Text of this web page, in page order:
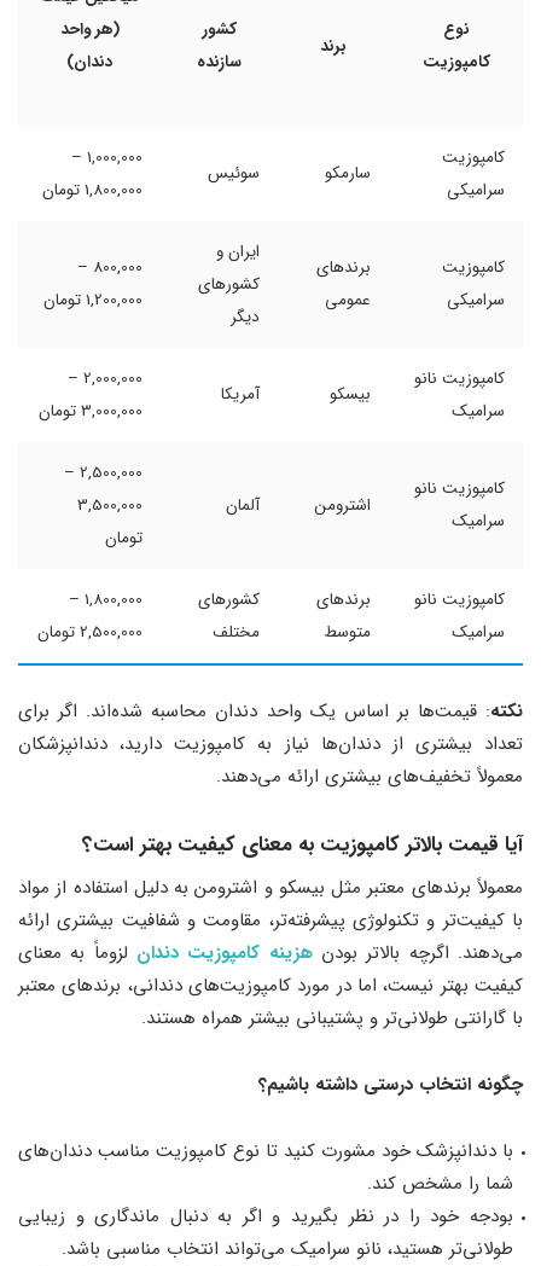
نوع
کامپوزیت
برند
کشور
سازنده
(هر واحد
دندان)
کامپوزیت
سرامیکی
سارمکو سوئیس
1,000,000 –
1,800,000 تومان
کامپوزیت
سرامیکی
برندهای
عمومی
ایران و
کشورهای
دیگر
800,000 –
1,200,000 تومان
کامپوزیت نانو
سرامیک
بیسکو آمریکا
2,000,000 –
3,000,000 تومان
کامپوزیت نانو
سرامیک
اشترومن آلمان
2,500,000 –
3,500,000
تومان
کامپوزیت نانو
سرامیک
برندهای
متوسط
کشورهای
مختلف
1,800,000 –
2,500,000 تومان
نکته: قیمت‌ها بر اساس یک واحد دندان محاسبه شده‌اند. اگر برای
تعداد بیشتری از دندان‌ها نیاز به کامپوزیت دارید، دندانپزشکان
معمولاً تخفیف‌های بیشتری ارائه می‌دهند.
آیا قیمت بالاتر کامپوزیت به معنای کیفیت بهتر است؟
معمولاً برندهای معتبر مثل بیسکو و اشترومن به دلیل استفاده از مواد
با کیفیت‌تر و تکنولوژی پیشرفته‌تر، مقاومت و شفافیت بیشتری ارائه
می‌دهند. اگرچه بالاتر بودنهزینه کامپوزیت دندان لزوماً به معنای
کیفیت بهتر نیست، اما در مورد کامپوزیت‌های دندانی، برندهای معتبر
با گارانتی طولانی‌تر و پشتیبانی بیشتر همراه هستند.
چگونه انتخاب درستی داشته باشیم؟
با دندانپزشک خود مشورت کنید تا نوع کامپوزیت مناسب دندان‌های
شما را مشخص کند.
بودجه خود را در نظر بگیرید و اگر به دنبال ماندگاری و زیبایی
طولانی‌تر هستید، نانو سرامیک می‌تواند انتخاب مناسبی باشد.